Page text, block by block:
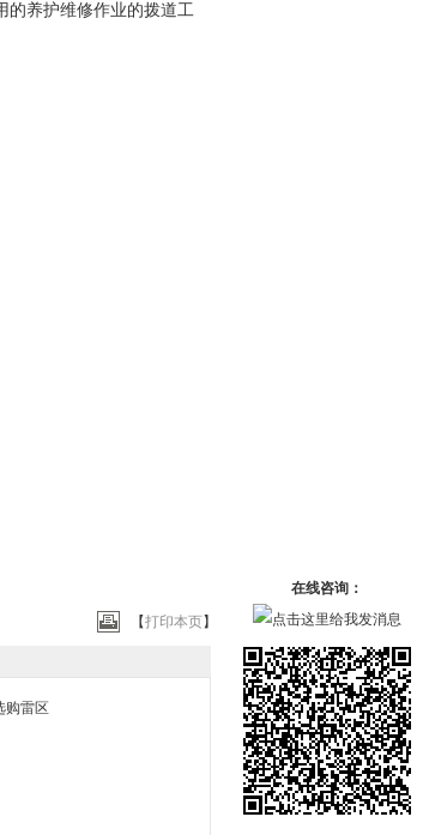
的养护维修作业的拨道工
【打印本页】
购雷区
在线咨询：